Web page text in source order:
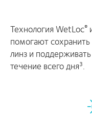
Технология WetLoc®
помогают
линз и
течение всего дня3.